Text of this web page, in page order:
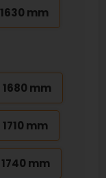
1630 mm
1680 mm
1710 mm
1740 mm